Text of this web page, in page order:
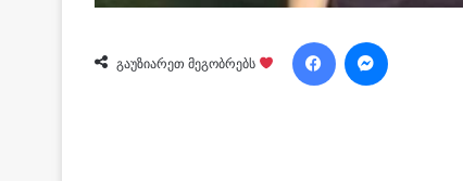
გაუზიარეთ მეგობრებს
Facebook